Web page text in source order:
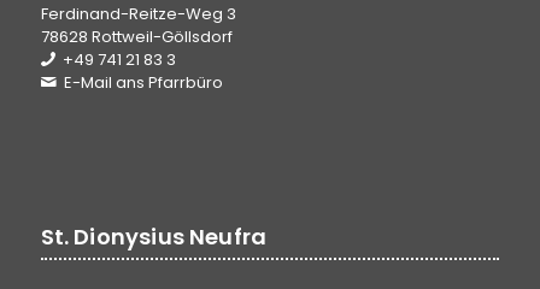
Ferdinand-Reitze-Weg 3
78628 Rottweil-Göllsdorf
+49 741 21 83 3
E-Mail ans Pfarrbüro
St. Dionysius Neufra